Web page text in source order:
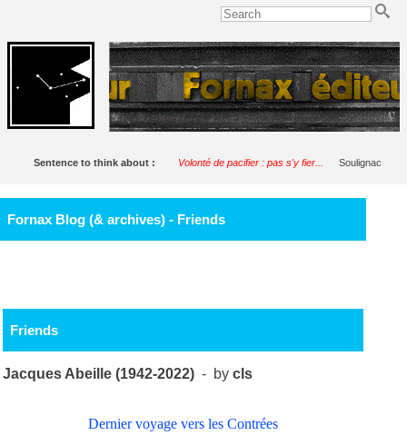
Sentence to think about : Volonté de pacifier : pas s'y fier... Soulignac
Fornax Blog (& archives) - Friends
Friends
Jacques Abeille (1942-2022) - bycls
Dernier voyage vers les Contrées